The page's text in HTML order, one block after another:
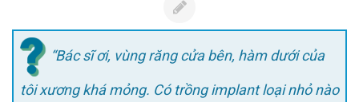
“Bác sĩ ơi, vùng răng cửa bên, hàm dưới của
tôi xương khá mỏng. Có trồng implant loại nhỏ nào